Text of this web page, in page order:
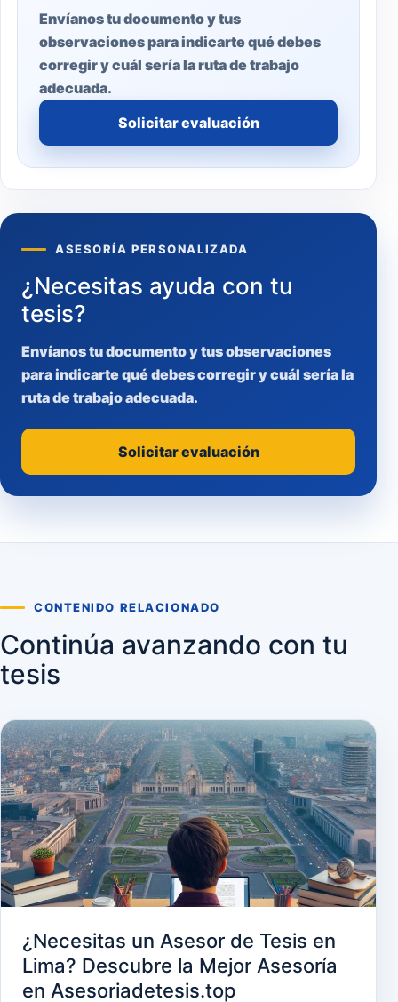
Envíanos tu documento y tus
observaciones para indicarte qué debes
corregir y cuál sería la ruta de trabajo
adecuada.
Solicitar evaluación
ASESORÍA PERSONALIZADA
¿Necesitas ayuda con tu
tesis?
Envíanos tu documento y tus observaciones
para indicarte qué debes corregir y cuál sería la
ruta de trabajo adecuada.
Solicitar evaluación
CONTENIDO RELACIONADO
Continúa avanzando con tu
tesis
¿Necesitas un Asesor de Tesis en
Lima? Descubre la Mejor Asesoría
en Asesoriadetesis.top